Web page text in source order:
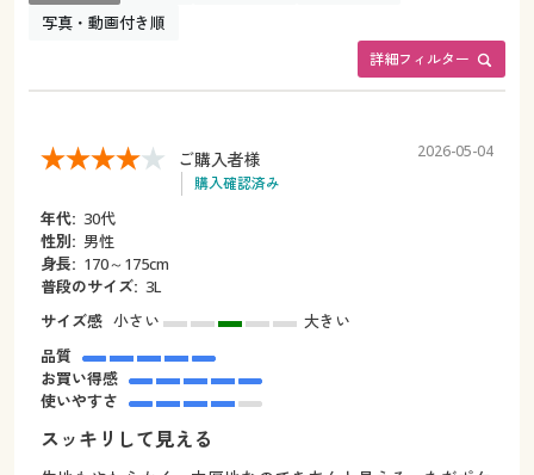
詳細フィルター
写真・動画付き順
ご購入者様
購入確認済み
2026-05-04
年代: 30代
性別: 男性
身長: 170～175cm
普段のサイズ: 3L
サイズ感 小さい
大きい
品質
お買い得感
使いやすさ
スッキリして見える